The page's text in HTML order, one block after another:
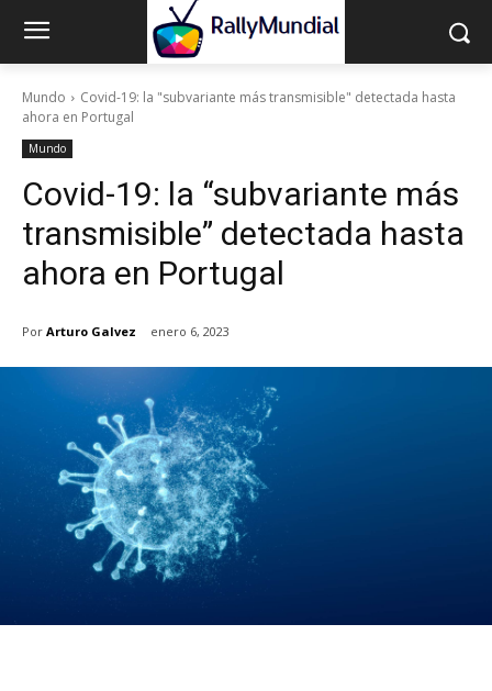
Mundo
Covid-19: la "subvariante más transmisible" detectada hasta
ahora en Portugal
Mundo
Covid-19: la “subvariante más
transmisible” detectada hasta
ahora en Portugal
Por Arturo Galvez enero 6, 2023